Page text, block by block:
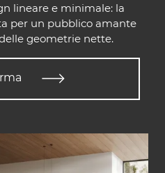
lineare e minimale: la
per un pubblico amante
geometrie nette.